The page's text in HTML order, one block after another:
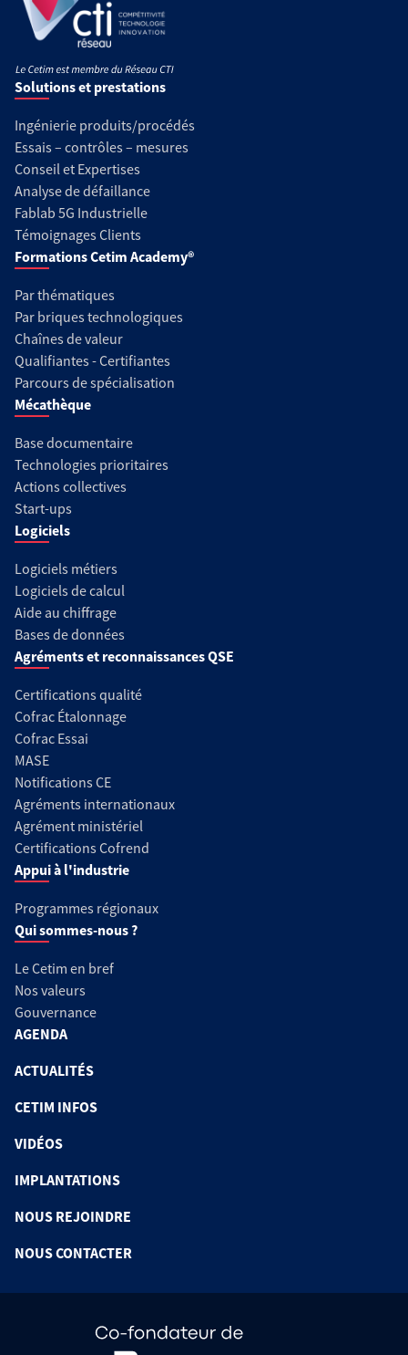
Solutions et prestations
Ingénierie produits/procédés
Essais – contrôles – mesures
Conseil et Expertises
Analyse de défaillance
Fablab 5G Industrielle
Témoignages Clients
Formations Cetim Academy®
Par thématiques
Par briques technologiques
Chaînes de valeur
Qualifiantes - Certifiantes
Parcours de spécialisation
Mécathèque
Base documentaire
Technologies prioritaires
Actions collectives
Start-ups
Logiciels
Logiciels métiers
Logiciels de calcul
Aide au chiffrage
Bases de données
Agréments et reconnaissances QSE
Certifications qualité
Cofrac Étalonnage
Cofrac Essai
MASE
Notifications CE
Agréments internationaux
Agrément ministériel
Certifications Cofrend
Appui à l'industrie
Programmes régionaux
Qui sommes-nous ?
Le Cetim en bref
Nos valeurs
Gouvernance
AGENDA
ACTUALITÉS
CETIM INFOS
VIDÉOS
IMPLANTATIONS
NOUS REJOINDRE
NOUS CONTACTER